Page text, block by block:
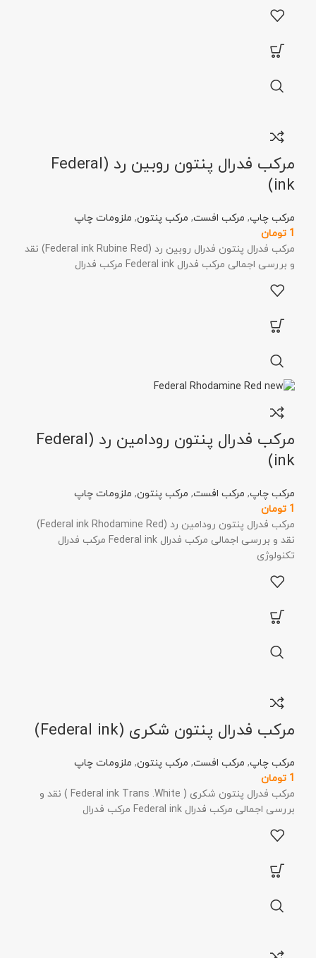
مرکب فدرال پنتون روبین رد (Federal
ink)
مرکب چاپ, مرکب افست, مرکب پنتون, ملزومات چاپ
1 تومان
مرکب فدرال پنتون فدرال روبین رد (Federal ink Rubine Red) نقد
و بررسی اجمالی مرکب فدرال Federal ink مرکب فدرال
مرکب فدرال پنتون رودامین رد (Federal
ink)
مرکب چاپ, مرکب افست, مرکب پنتون, ملزومات چاپ
1 تومان
مرکب فدرال پنتون رودامین رد (Federal ink Rhodamine Red)
نقد و بررسی اجمالی مرکب فدرال Federal ink مرکب فدرال
تکنولوژی
مرکب فدرال پنتون شکری (Federal ink)
مرکب چاپ, مرکب افست, مرکب پنتون, ملزومات چاپ
1 تومان
مرکب فدرال پنتون شکری ( Federal ink Trans .White ) نقد و
بررسی اجمالی مرکب فدرال Federal ink مرکب فدرال